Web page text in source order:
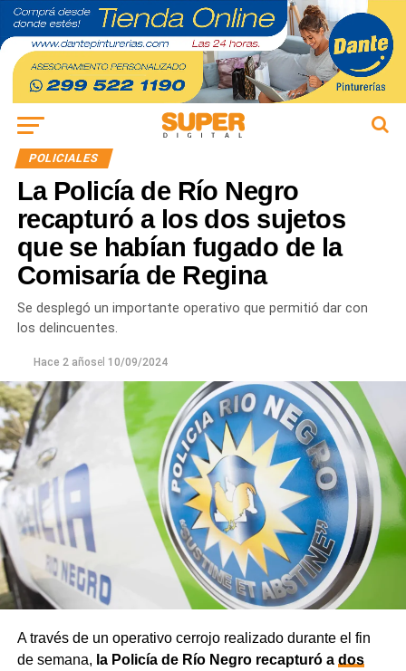
POLICIALES
La Policía de Río Negro
recapturó a los dos sujetos
que se habían fugado de la
Comisaría de Regina
Se desplegó un importante operativo que permitió dar con
los delincuentes.
Hace 2 añosel 10/09/2024
A través de un operativo cerrojo realizado durante el fin
de semana, la Policía de Río Negro recapturó a dos